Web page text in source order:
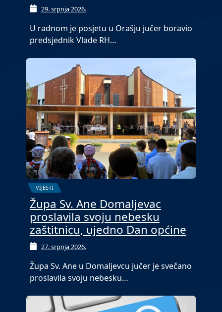
29. srpnja 2026.
U radnom je posjetu u Orašju jučer boravio
predsjednik Vlade RH…
VIJESTI
Župa Sv. Ane Domaljevac
proslavila svoju nebesku
zaštitnicu, ujedno Dan općine
27. srpnja 2026.
Župa Sv. Ane u Domaljevcu jučer je svečano
proslavila svoju nebesku…